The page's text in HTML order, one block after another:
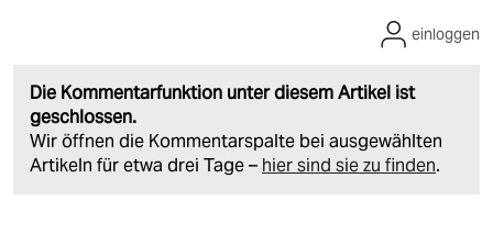
Die Kommentarfunktion unter diesem Artikel ist
geschlossen.
Wir öffnen die Kommentarspalte bei ausgewählten
Artikeln für etwa drei Tage – hier sind sie zu finden.
einloggen